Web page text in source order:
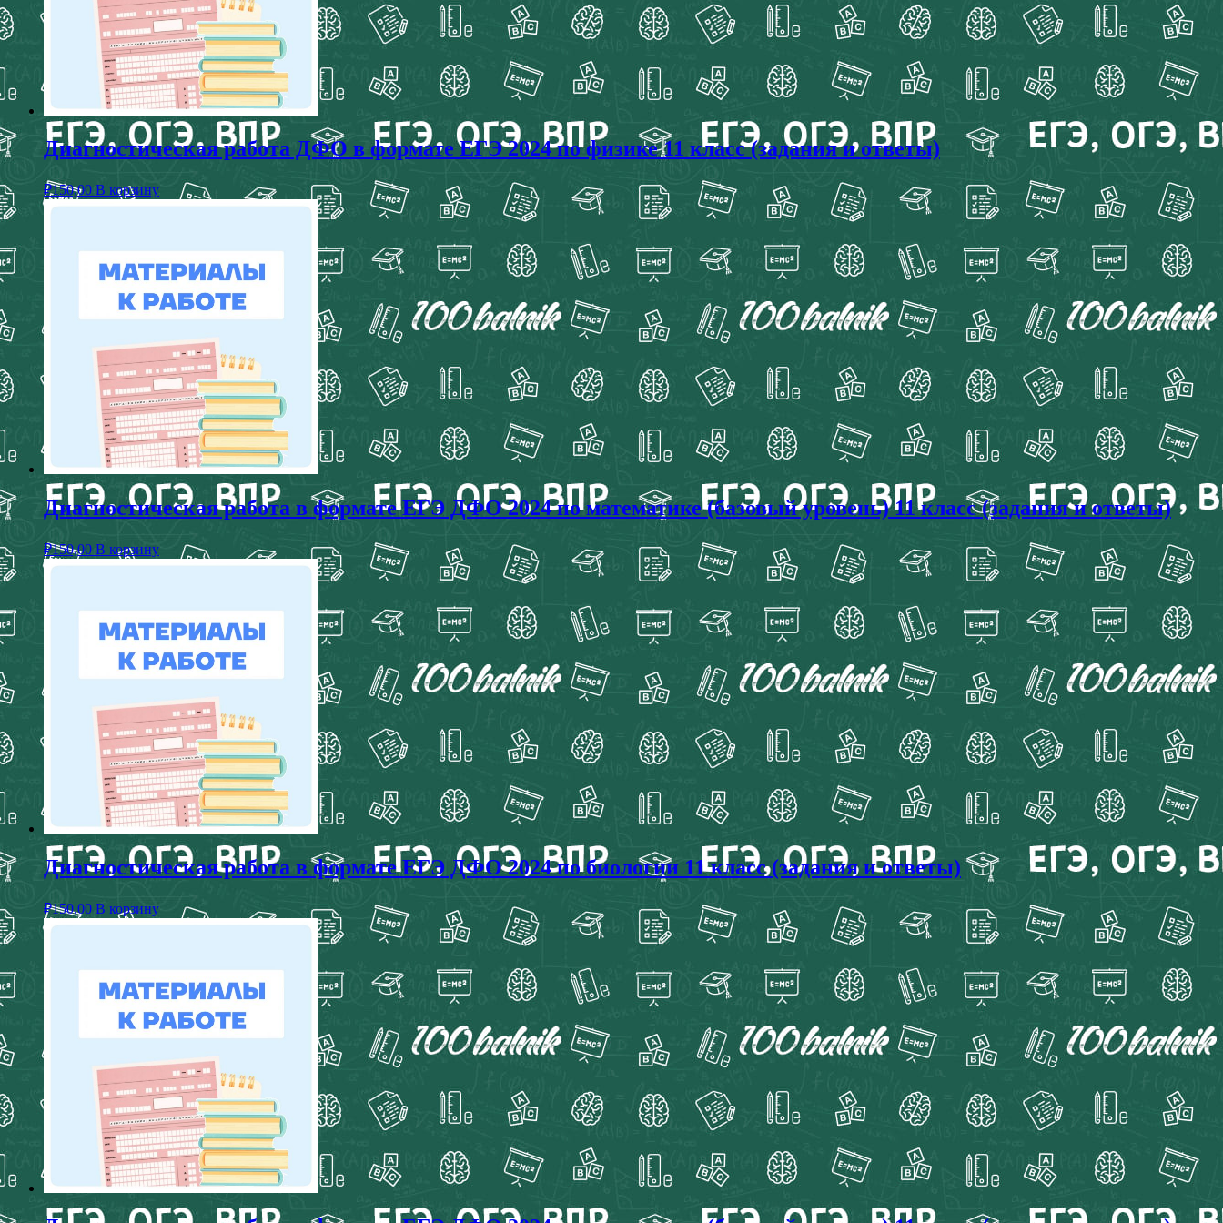
Диагностическая работа ДФО в формате ЕГЭ 2024 по физике 11 класс (задания и ответы)
₽150,00 В корзину
Диагностическая работа в формате ЕГЭ ДФО 2024 по математике (базовый уровень) 11 класс (задания и ответы)
₽150,00 В корзину
Диагностическая работа в формате ЕГЭ ДФО 2024 по биологии 11 класс (задания и ответы)
₽150,00 В корзину